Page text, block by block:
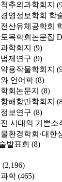
추외과학회지
영정보학회 학
산유체공학회
목학회논문집 D
학회지 (9)
제연구 (9)
용작물학회지
언어학 (8)
회논문지 (8)
해항만학회지
보연구 (8)
시대의 기쁜소
환경학회·대한
발표회 (8)
(2,196)
학 (465)